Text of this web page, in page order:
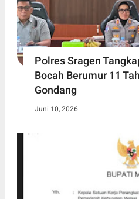
Polres Sragen
Bocah Berumur 11
Gondang
Juni 10, 2026